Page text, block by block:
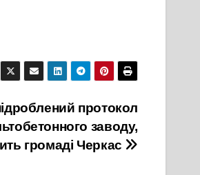
протокол
заводу,
громаді Черкас